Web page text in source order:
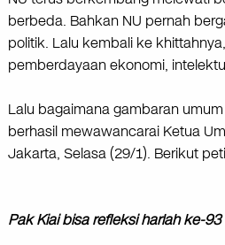
berbeda. Bahkan NU pernah
politik. Lalu kembali ke
pemberdayaan ekonomi,
Lalu bagaimana gambaran
berhasil mewawancarai Ketua
Jakarta, Selasa (29/1). Berikut
Pak Kiai bisa refleksi harlah ke-93